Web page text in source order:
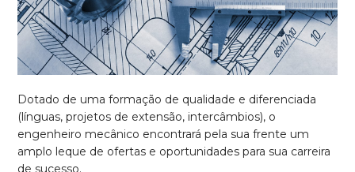
Dotado de uma formação de qualidade e diferenciada
(línguas, projetos de extensão, intercâmbios), o
engenheiro mecânico encontrará pela sua frente um
amplo leque de ofertas e oportunidades para sua carreira
de sucesso.